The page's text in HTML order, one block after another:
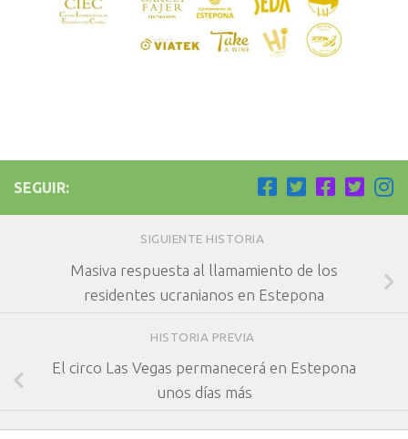
SEGUIR:
SIGUIENTE HISTORIA
Masiva respuesta al llamamiento de los
residentes ucranianos en Estepona
HISTORIA PREVIA
El circo Las Vegas permanecerá en Estepona
unos días más